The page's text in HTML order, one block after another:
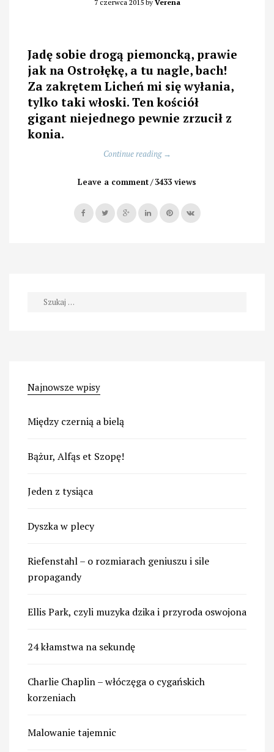
7 czerwca 2015by Verena
Jadę sobie drogą piemoncką, prawie
jak na Ostrołękę, a tu nagle, bach!
Za zakrętem Licheń mi się wyłania,
tylko taki włoski. Ten kościół
gigant niejednego pewnie zrzucił z
konia.
Continue reading „Wstrząs
kopułą”
→
Leave a comment 3433 views
Szukaj:
Najnowsze wpisy
Między czernią a bielą
Bążur, Alfąs et Szopę!
Jeden z tysiąca
Dyszka w plecy
Riefenstahl – o rozmiarach geniuszu i sile
propagandy
Ellis Park, czyli muzyka dzika i przyroda oswojona
24 kłamstwa na sekundę
Charlie Chaplin – włóczęga o cygańskich
korzeniach
Malowanie tajemnic